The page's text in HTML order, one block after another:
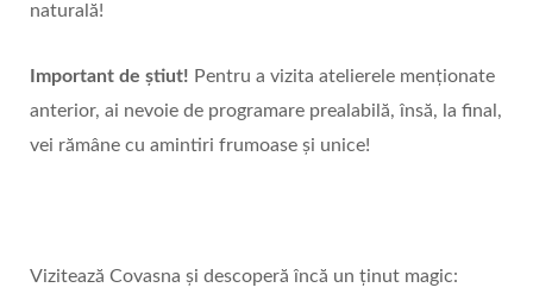
naturală!
Important de știut! Pentru a vizita atelierele menționate
anterior, ai nevoie de programare prealabilă, însă, la final,
vei rămâne cu amintiri frumoase și unice!
Vizitează Covasna și descoperă încă un ținut magic: